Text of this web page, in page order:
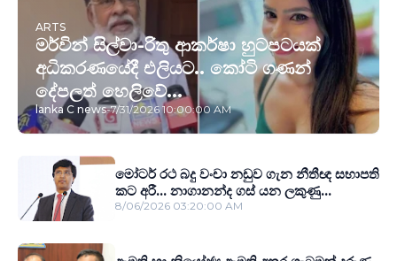
ARTS
මර්වින් සිල්වා-රිතු ආකර්ෂා හුටපටයක්
අධිකරණයේදී එලියට.. කෝටි ගණන්
දේපලත් හෙලිවේ...
lanka C news-7/31/2026 10:00:00 AM
මෝටර් රථ බදු වංචා නඩුව ගැන නීතීඥ සභාපති
කට අරී... නාගානන්ද ගස් යන ලකුණු...
8/06/2026 03:20:00 AM